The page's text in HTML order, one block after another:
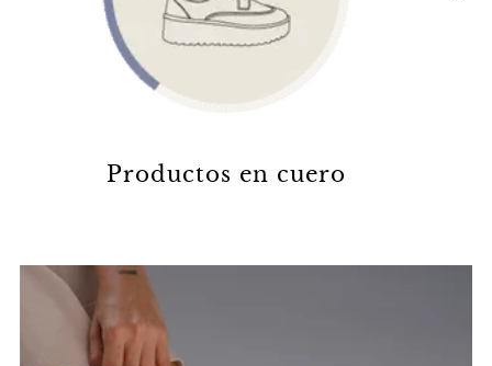
Productos en cuero